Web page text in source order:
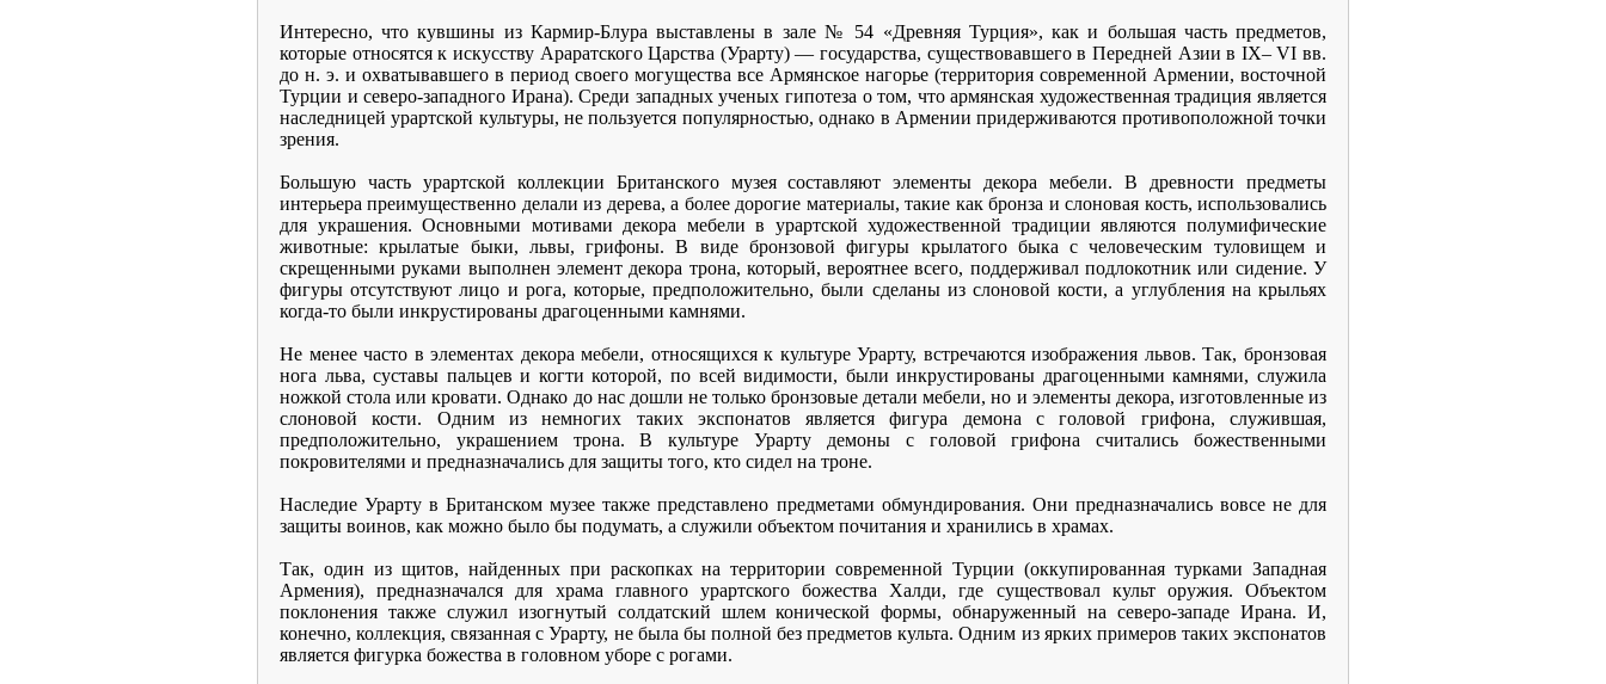
Интересно, что кувшины из Кармир-Блура выставлены в зале № 54 «Древняя Турция», как и большая часть предметов,
которые относятся к искусству Араратского Царства (Урарту) — государства, существовавшего в Передней Азии в IX– VI вв.
до н. э. и охватывавшего в период своего могущества все Армянское нагорье (территория современной Армении, восточной
Турции и северо-западного Ирана). Среди западных ученых гипотеза о том, что армянская художественная традиция является
наследницей урартской культуры, не пользуется популярностью, однако в Армении придерживаются противоположной точки
зрения.
Большую часть урартской коллекции Британского музея составляют элементы декора мебели. В древности предметы
интерьера преимущественно делали из дерева, а более дорогие материалы, такие как бронза и слоновая кость, использовались
для украшения. Основными мотивами декора мебели в урартской художественной традиции являются полумифические
животные: крылатые быки, львы, грифоны. В виде бронзовой фигуры крылатого быка с человеческим туловищем и
скрещенными руками выполнен элемент декора трона, который, вероятнее всего, поддерживал подлокотник или сидение. У
фигуры отсутствуют лицо и рога, которые, предположительно, были сделаны из слоновой кости, а углубления на крыльях
когда-то были инкрустированы драгоценными камнями.
Не менее часто в элементах декора мебели, относящихся к культуре Урарту, встречаются изображения львов. Так, бронзовая
нога льва, суставы пальцев и когти которой, по всей видимости, были инкрустированы драгоценными камнями, служила
ножкой стола или кровати. Однако до нас дошли не только бронзовые детали мебели, но и элементы декора, изготовленные из
слоновой кости. Одним из немногих таких экспонатов является фигура демона с головой грифона, служившая,
предположительно, украшением трона. В культуре Урарту демоны с головой грифона считались божественными
покровителями и предназначались для защиты того, кто сидел на троне.
Наследие Урарту в Британском музее также представлено предметами обмундирования. Они предназначались вовсе не для
защиты воинов, как можно было бы подумать, а служили объектом почитания и хранились в храмах.
Так, один из щитов, найденных при раскопках на территории современной Турции (оккупированная турками Западная
Армения), предназначался для храма главного урартского божества Халди, где существовал культ оружия. Объектом
поклонения также служил изогнутый солдатский шлем конической формы, обнаруженный на северо-западе Ирана. И,
конечно, коллекция, связанная с Урарту, не была бы полной без предметов культа. Одним из ярких примеров таких экспонатов
является фигурка божества в головном уборе с рогами.